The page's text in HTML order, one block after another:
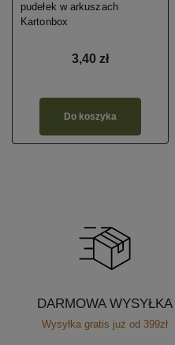
pudełek w arkuszach
Kartonbox
3,40 zł
Do koszyka
DARMOWA WYSYŁKA
Wysyłka gratis już od 399zł